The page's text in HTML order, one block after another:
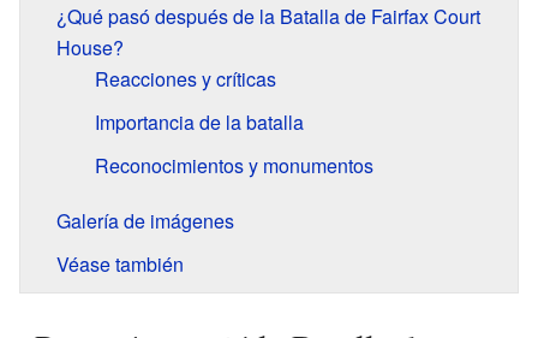
¿Qué pasó después de la Batalla de Fairfax Court
House?
Reacciones y críticas
Importancia de la batalla
Reconocimientos y monumentos
Galería de imágenes
Véase también